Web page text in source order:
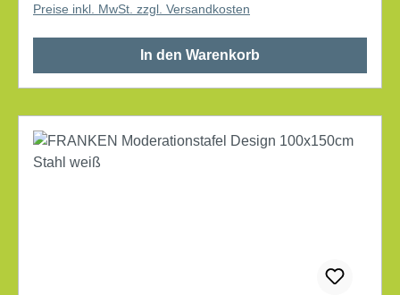
Preise inkl. MwSt. zzgl. Versandkosten
In den Warenkorb